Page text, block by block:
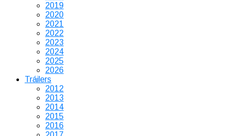
2019
2020
2021
2022
2023
2024
2025
2026
Tráilers
2012
2013
2014
2015
2016